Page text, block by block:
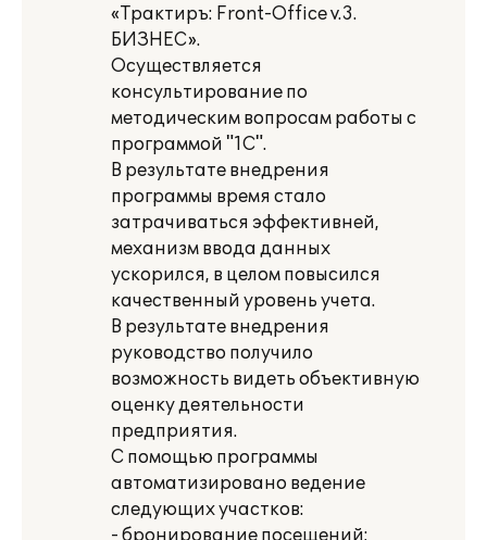
«Трактиръ: Front-Office v.3.
БИЗНЕС».
Осуществляется
консультирование по
методическим вопросам работы с
программой "1С".
В результате внедрения
программы время стало
затрачиваться эффективней,
механизм ввода данных
ускорился, в целом повысился
качественный уровень учета.
В результате внедрения
руководство получило
возможность видеть объективную
оценку деятельности
предприятия.
С помощью программы
автоматизировано ведение
следующих участков:
- бронирование посещений;